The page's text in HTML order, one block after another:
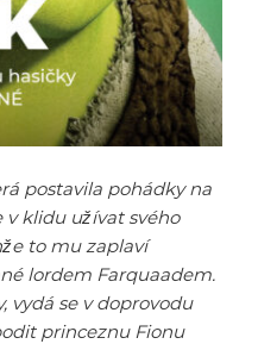
postavila pohádky na
v klidu užívat svého
to mu zaplaví
lordem Farquaadem.
vydá se v doprovodu
princeznu Fionu